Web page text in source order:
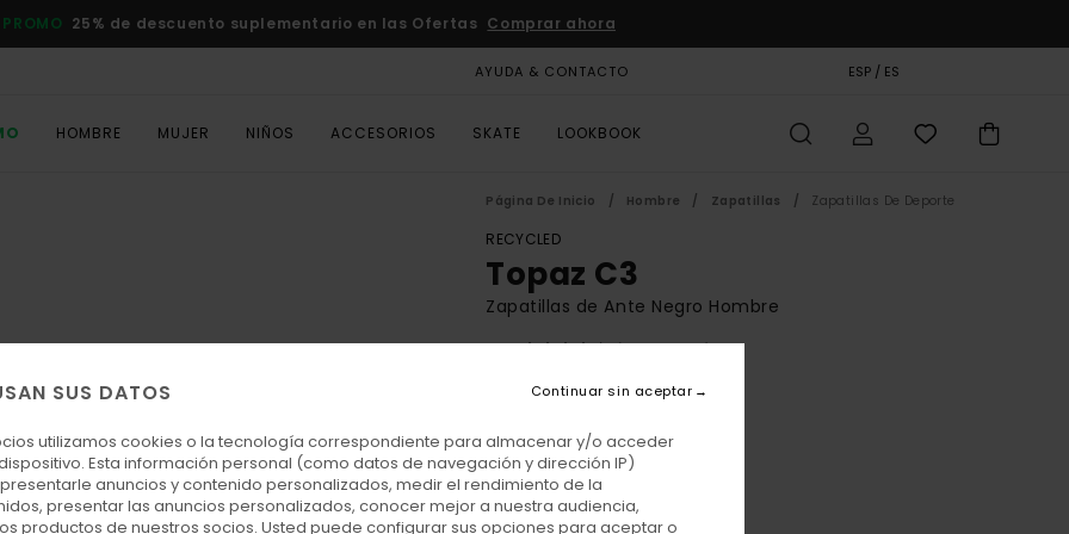
PROMO 25% de descuento suplementario en las Ofertas Comprar ahora
AYUDA & CONTACTO ESP / ES
HOMBRE MUJER NIÑOS ACCESORIOS SKATE LOOKBOOK
Página De Inicio Hombre Zapatillas Zapatillas De Deporte
RECYCLED
Topaz C3
Zapatillas de Ante Negro Hombre
4.5
ECO-BONUS
ColorBlack Gum Red
SUS DATOS
utilizamos cookies o la tecnología correspondiente para almacenar y/o acceder
Esta información personal (como datos de navegación y dirección IP)
anuncios y contenido personalizados, medir el rendimiento de la
presentar las anuncios personalizados, conocer mejor a nuestra audiencia,
productos de nuestros socios. Usted puede configurar sus opciones para aceptar o
Continuar sin aceptar